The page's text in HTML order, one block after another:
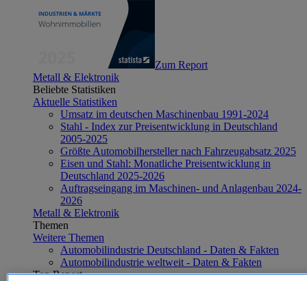
Zum Report
Metall & Elektronik
Beliebte Statistiken
Aktuelle Statistiken
Umsatz im deutschen Maschinenbau 1991-2024
Stahl - Index zur Preisentwicklung in Deutschland
2005-2025
Größte Automobilhersteller nach Fahrzeugabsatz 2025
Eisen und Stahl: Monatliche Preisentwicklung in
Deutschland 2025-2026
Auftragseingang im Maschinen- und Anlagenbau 2024-
2026
Metall & Elektronik
Themen
Weitere Themen
Automobilindustrie Deutschland - Daten & Fakten
Automobilindustrie weltweit - Daten & Fakten
Top Report